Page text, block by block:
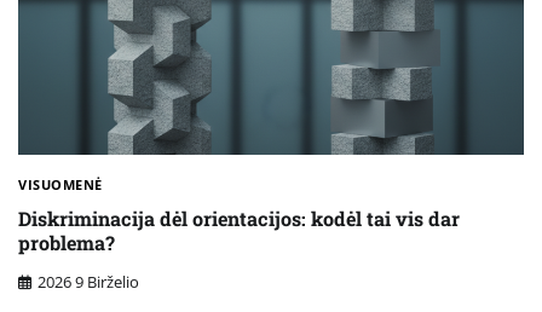
VISUOMENĖ
Diskriminacija dėl orientacijos: kodėl tai vis dar
problema?
2026 9 Birželio